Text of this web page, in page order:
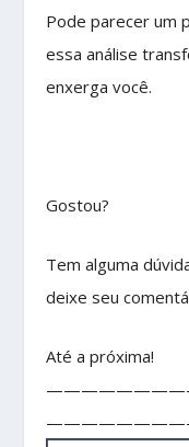
Pode parecer um
essa análise
enxerga você.
Gostou?
Tem alguma
deixe seu
Até a próxima!